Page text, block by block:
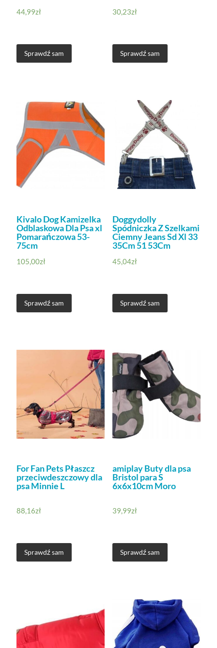
44,99zł
Sprawdź sam
30,23zł
Sprawdź sam
Kivalo Dog Kamizelka
Odblaskowa Dla Psa xl
Pomarańczowa 53-
75cm
105,00zł
Sprawdź sam
Doggydolly
Spódniczka Z Szelkami
Ciemny Jeans Sd Xl 33
35Cm 51 53Cm
45,04zł
Sprawdź sam
For Fan Pets Płaszcz
przeciwdeszczowy dla
psa Minnie L
88,16zł
Sprawdź sam
amiplay Buty dla psa
Bristol para S
6x6x10cm Moro
39,99zł
Sprawdź sam